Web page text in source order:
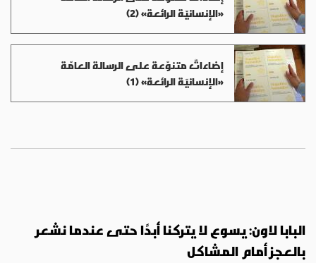
«الإنسانيّة الرائعة» (2)
إضاءاتٌ متنوّعة على الرسالة العامّة
«الإنسانيّة الرائعة» (1)
البابا لاون: يسوع لا يتركنا أبدًا حتى عندما نشعر
بالعجز أمام المشاكل